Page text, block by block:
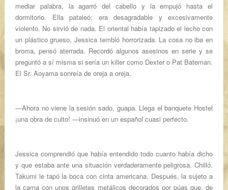
mediar palabra, la agarró del cabello y la empujó hasta el
dormitorio. Ella pataleó; era desagradable y excesivamente
violento. No sirvió de nada. El oriental había tapizado el lecho con
un plástico grueso, Jessica tembló horrorizada. La cosa no iba en
broma, pensó aterrada. Recordó algunos asesinos en serie y se
preguntó a sí misma si sería un killer como Dextero Pat Bateman.
El Sr. Aoyama sonreía de oreja a oreja.
―Ahora no viene la sesión sado, guapa. Llega el banquete Hostel
¡una obra de culto! ―insinuó en un español cuasi perfecto.
Jessica comprendió que había entendido todo cuanto había dicho
y que estaba ante una situación verdaderamente peligrosa. Chilló.
Takumi le tapó la boca con cinta americana. Después, la sujeto a
la cama con unos grilletes metálicos decorados por púas que, de